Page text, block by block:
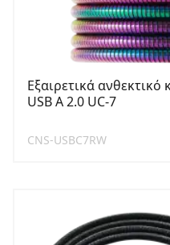
Εξαιρετικά
USB A 2.0 UC-7
CNS-USBC7RW